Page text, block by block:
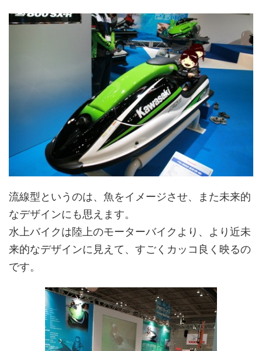
流線型というのは、魚をイメージさせ、また未来的
なデザインにも思えます。
水上バイクは陸上のモーターバイクより、より近未
来的なデザインに見えて、すごくカッコ良く映るの
です。